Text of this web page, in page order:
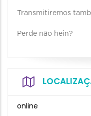
Transmitiremos
Perde não hein?
online